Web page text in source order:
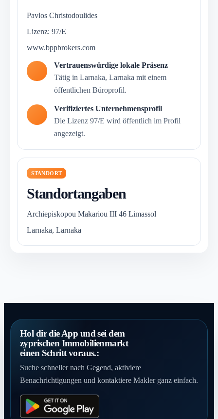
Pavlos Christodoulides
Lizenz: 97/E
www.bppbrokers.com
Vertrauenswürdige lokale Präsenz
Tätig in Larnaka, Larnaka mit einem
öffentlichen Büroprofil.
Verifiziertes Unternehmensprofil
Die Lizenz 97/E wird öffentlich im Profil
angezeigt.
STANDORT
Standortangaben
Archiepiskopou Makariou III 46 Limassol
Larnaka, Larnaka
Hol dir die App und sei dem
zyprischen Immobilienmarkt
einen Schritt voraus.:
Suche schneller nach Gegend, aktiviere
Benachrichtigungen und kontaktiere Makler ganz einfach.